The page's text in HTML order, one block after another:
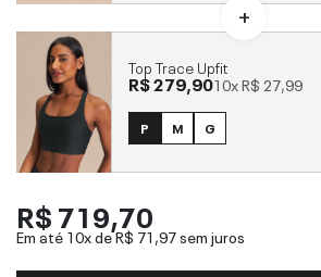
Top Trace Upfit
R$ 279,9010xR$ 27,99
P M G
R$ 719,70
Em até 10x deR$ 71,97sem juros